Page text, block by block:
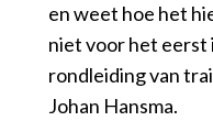
en weet hoe het
niet voor het eerst
rondleiding van
Johan Hansma.